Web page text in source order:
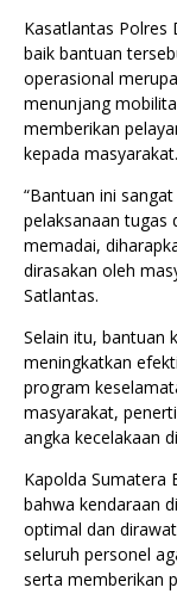
Kasatlantas
baik bantuan
operasional
menunjang
memberikan
kepada masyarakat.
“Bantuan ini
pelaksanaan tugas
memadai,
dirasakan oleh
Satlantas.
Selain itu, bantuan
meningkatkan
program
masyarakat,
angka kecelakaan
Kapolda Sumatera
bahwa kendaraan
optimal dan
seluruh personel
serta memberikan